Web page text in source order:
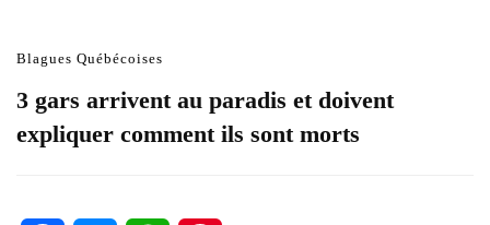
Blagues Québécoises
3 gars arrivent au paradis et doivent
expliquer comment ils sont morts